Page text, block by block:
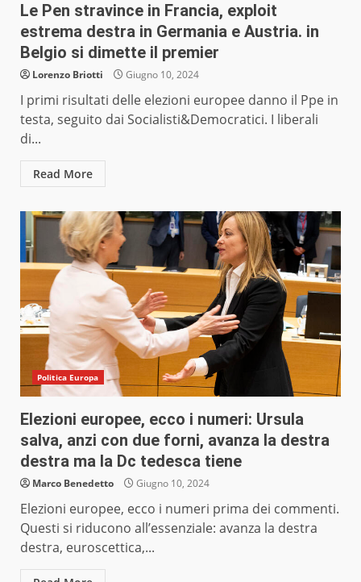
Le Pen stravince in Francia, exploit
estrema destra in Germania e Austria. in
Belgio si dimette il premier
Lorenzo Briotti Giugno 10, 2024
I primi risultati delle elezioni europee danno il Ppe in
testa, seguito dai Socialisti&Democratici. I liberali
di...
Read More
Politica Europa
Elezioni europee, ecco i numeri: Ursula
salva, anzi con due forni, avanza la destra
destra ma la Dc tedesca tiene
Marco Benedetto Giugno 10, 2024
Elezioni europee, ecco i numeri prima dei commenti.
Questi si riducono all’essenziale: avanza la destra
destra, euroscettica,...